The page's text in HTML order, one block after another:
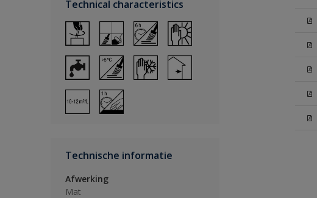
Technical characteristics
Technische informatie
Afwerking
Mat